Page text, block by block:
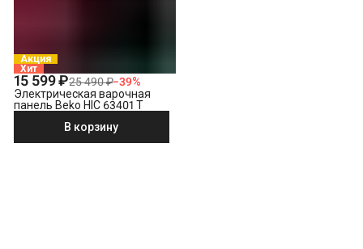
Акция
Хит
15 599 ₽25 490 ₽−39%
Электрическая варочная
панель Beko HIC 63401 T
В корзину